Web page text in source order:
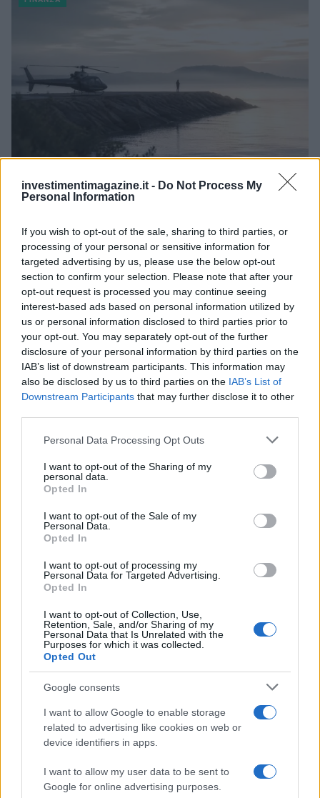
investimentimagazine.it - Do Not Process My
Personal Information
If you wish to opt-out of the sale, sharing to third parties, or
processing of your personal or sensitive information for
targeted advertising by us, please use the below opt-out
section to confirm your selection. Please note that after your
opt-out request is processed you may continue seeing
interest-based ads based on personal information utilized by
us or personal information disclosed to third parties prior to
your opt-out. You may separately opt-out of the further
disclosure of your personal information by third parties on the
IAB’s list of downstream participants. This information may
also be disclosed by us to third parties on the IAB’s List of
Downstream Participants that may further disclose it to other
Please note that this website/app uses one or more Google
not limited to your visit or usage behaviour. You may click to
grant or deny consent to Google and its third-party tags to
use your data for below specified purposes in below Google
consent section.
Personal Data Processing Opt Outs
I want to opt-out of the Sharing of my
personal data.
Opted In
I want to opt-out of the Sale of my
Personal Data.
Opted In
I want to opt-out of processing my
Personal Data for Targeted Advertising.
Opted In
I want to opt-out of Collection, Use,
Retention, Sale, and/or Sharing of my
Personal Data that Is Unrelated with the
Purposes for which it was collected.
Opted Out
Google consents
I want to allow Google to enable storage
related to advertising like cookies on web or
device identifiers in apps.
I want to allow my user data to be sent to
Google for online advertising purposes.
Reparti aeronavali della Guardia di Finanza: controllo del
Francesca Galli · 8 Ago 2026
FINANZA
mascherine contraffatte
Francesca Galli · 7 Ago 2026
FINANZA
Cash management personale con il sistema a bucket: guida
operativa